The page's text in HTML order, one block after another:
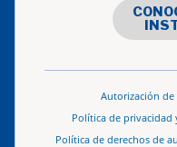
Autorización de
Política de
Política de derechos de